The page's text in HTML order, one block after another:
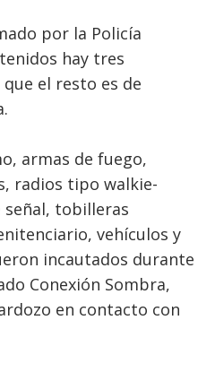
por la Policía
hay tres
el resto es de
armas de fuego,
radios tipo walkie-
tobilleras
vehículos y
incautados durante
Conexión Sombra,
en contacto con